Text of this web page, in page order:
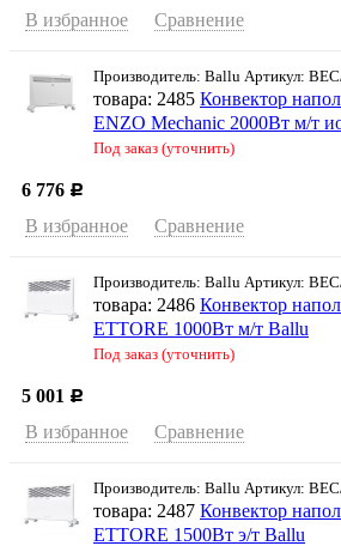
В избранное Сравнение
Производитель: Ballu Артикул:
товара: 2485 Конвектор
ENZO Mechanic 2000Вт м/т
Под заказ (уточнить)
6 776 Р
В избранное Сравнение
Производитель: Ballu Артикул:
товара: 2486 Конвектор
ETTORE 1000Вт м/т Ballu
Под заказ (уточнить)
5 001 Р
В избранное Сравнение
Производитель: Ballu Артикул:
товара: 2487 Конвектор
ETTORE 1500Вт э/т Ballu